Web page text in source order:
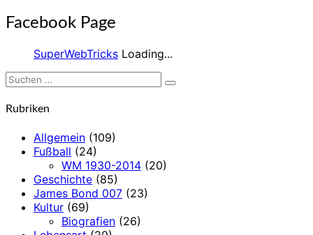
Facebook Page
SuperWebTricks Loading...
Suchen
Suchen
Rubriken
Allgemein (109)
Fußball (24)
WM 1930-2014 (20)
Geschichte (85)
James Bond 007 (23)
Kultur (69)
Biografien (26)